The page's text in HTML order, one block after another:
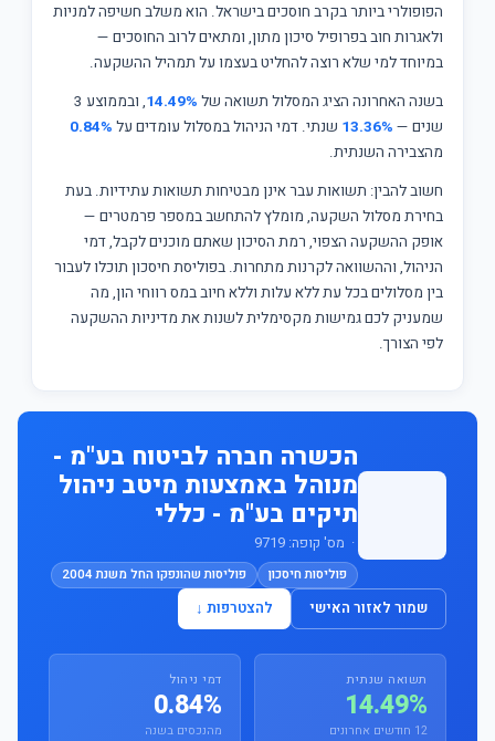
הפופולרי ביותר בקרב חוסכים בישראל. הוא משלב חשיפה למניות
ולאגרות חוב בפרופיל סיכון מתון, ומתאים לרוב החוסכים —
במיוחד למי שלא רוצה להחליט בעצמו על תמהיל ההשקעה.
בשנה האחרונה הציג המסלול תשואה של 14.49%
, ובממוצע 3
שנים — 13.36% שנתי. דמי הניהול במסלול עומדים על 0.84%
מהצבירה השנתית.
חשוב להבין: תשואות עבר אינן מבטיחות תשואות עתידיות. בעת
בחירת מסלול השקעה, מומלץ להתחשב במספר פרמטרים —
אופק ההשקעה הצפוי, רמת הסיכון שאתם מוכנים לקבל, דמי
הניהול, וההשוואה לקרנות מתחרות. בפוליסת חיסכון תוכלו לעבור
בין מסלולים בכל עת ללא עלות וללא חיוב במס רווחי הון, מה
שמעניק לכם גמישות מקסימלית לשנות את מדיניות ההשקעה
לפי הצורך.
הכשרה חברה לביטוח בע"מ -
מנוהל באמצעות מיטב ניהול
תיקים בע"מ - כללי
· מס' קופה: 9719
פוליסות חיסכון פוליסות שהונפקו החל משנת 2004
שמור לאזור האישי להצטרפות ↓
תשואה שנתית
14.49%
12 חודשים אחרונים
דמי ניהול
0.84%
מהנכסים בשנה